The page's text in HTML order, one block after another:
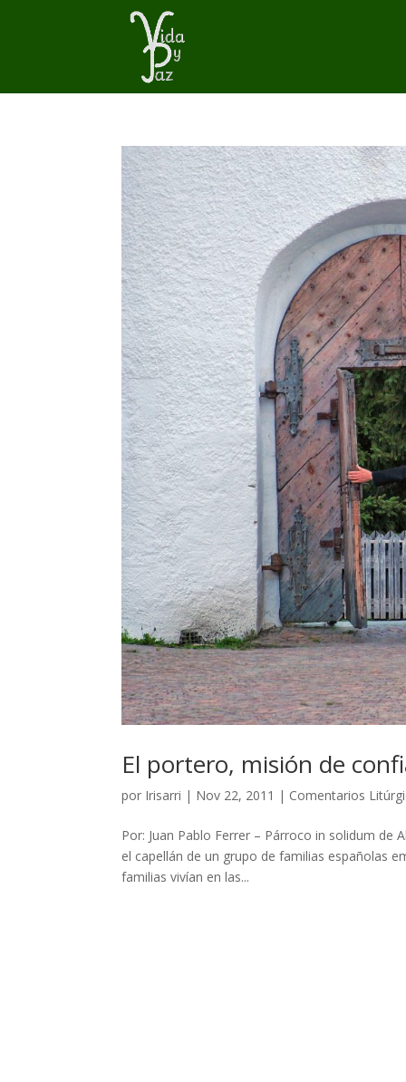
El portero, misión de
por Irisarri | Nov 22, 2011 | Comentarios
Por: Juan Pablo Ferrer – Párroco in solidum de
el capellán de un grupo de familias españolas
familias vivían en las...